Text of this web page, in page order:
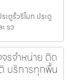
ะตูรั้วรีโมท ประตู
รว
รจำหน่าย ติด
บริการทุกพื้น